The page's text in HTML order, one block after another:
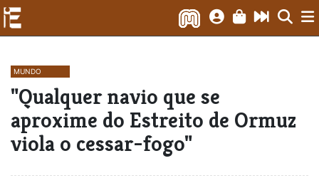
MUNDO
"Qualquer navio que se
aproxime do Estreito de Ormuz
viola o cessar-fogo"